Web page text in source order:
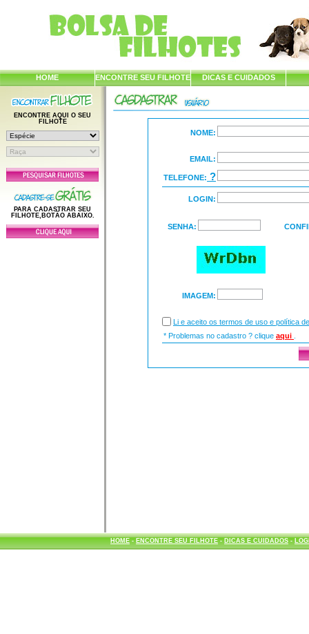
HOME ENCONTRE SEU FILHOTE DICAS E CUIDADOS
ENCONTRE AQUI O SEU
FILHOTE
PARA CADASTRAR SEU
FILHOTE,BOTÃO ABAIXO.
NOME:
EMAIL:
TELEFONE: ?
LOGIN:
SENHA:
IMAGEM:
Li e aceito os termos de uso e política
* Problemas no cadastro ? clique aqui
HOME- ENCONTRE SEU FILHOTE- DICAS E CUIDADOS-